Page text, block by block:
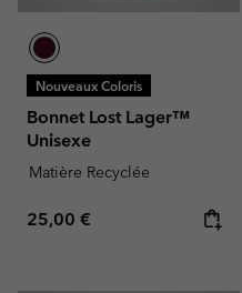
Nouveaux Coloris
Bonnet Lost Lager™
Unisexe
Matière Recyclée
Regular price:
25,00 €